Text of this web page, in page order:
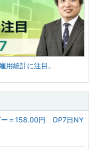
用統計に注目。
ー＝158.00円 OP7日NY